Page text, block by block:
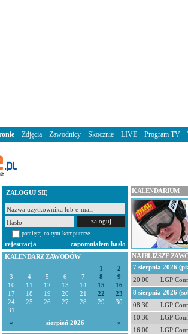
ZALOGUJ SIĘ
pamiętaj na tym komputerze
rejestracja
zapomniałem hasło
KALENDARZ ZAWODÓW
1
2
3
4 5 6 7 8
9
10
11 12 13 14 15
16
17
18 19 20 21 22
23
24
25 26 27 28 29
30
31
«
sierpień 2026 »
KALENDARIUM
NAJBLIŻSZE
7 sierpnia 2026
20:00
LGP
8 sierpnia 2026
08:30
LGP
10:30
LGP
16:00
LGP
Zdjęcia Zawodnicy Skocznie LIVE Program TV